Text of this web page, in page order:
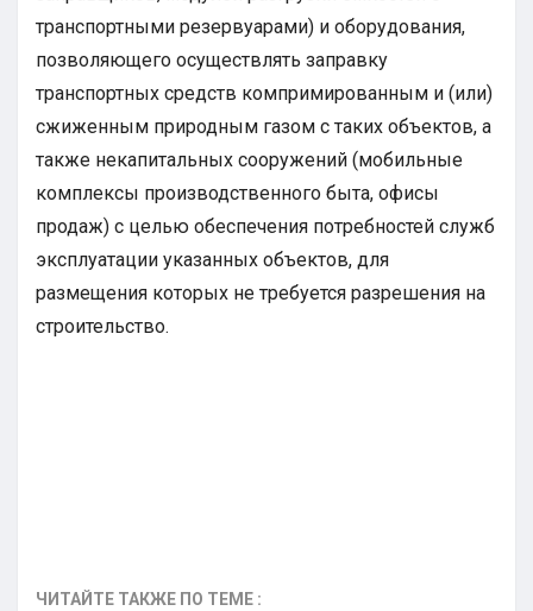
транспортными резервуарами) и оборудования,
позволяющего осуществлять заправку
транспортных средств компримированным и (или)
сжиженным природным газом с таких объектов, а
также некапитальных сооружений (мобильные
комплексы производственного быта, офисы
продаж) с целью обеспечения потребностей служб
эксплуатации указанных объектов, для
размещения которых не требуется разрешения на
строительство.
ЧИТАЙТЕ ТАКЖЕ ПО ТЕМЕ :